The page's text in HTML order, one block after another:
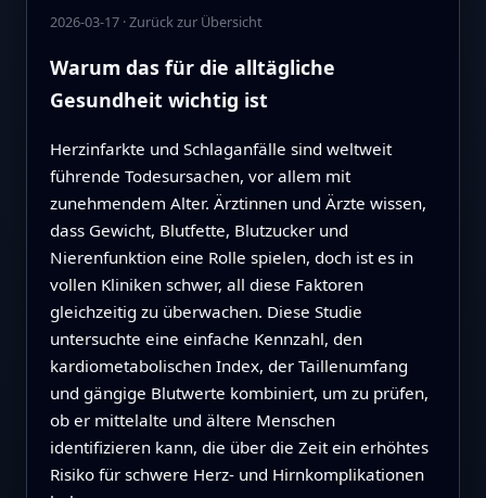
2026-03-17·Zurück zur Übersicht
Warum das für die alltägliche
Gesundheit wichtig ist
Herzinfarkte und Schlaganfälle sind weltweit
führende Todesursachen, vor allem mit
zunehmendem Alter. Ärztinnen und Ärzte wissen,
dass Gewicht, Blutfette, Blutzucker und
Nierenfunktion eine Rolle spielen, doch ist es in
vollen Kliniken schwer, all diese Faktoren
gleichzeitig zu überwachen. Diese Studie
untersuchte eine einfache Kennzahl, den
kardiometabolischen Index, der Taillenumfang
und gängige Blutwerte kombiniert, um zu prüfen,
ob er mittelalte und ältere Menschen
identifizieren kann, die über die Zeit ein erhöhtes
Risiko für schwere Herz‑ und Hirnkomplikationen